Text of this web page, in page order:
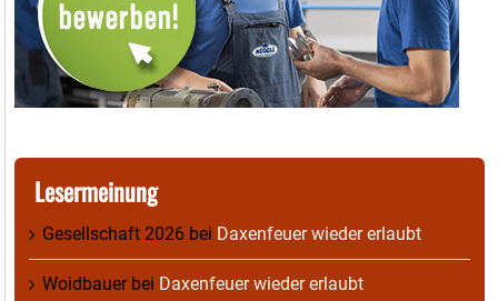
Lesermeinung
Gesellschaft 2026 bei Daxenfeuer wieder erlaubt
Woidbauerbei Daxenfeuer wieder erlaubt